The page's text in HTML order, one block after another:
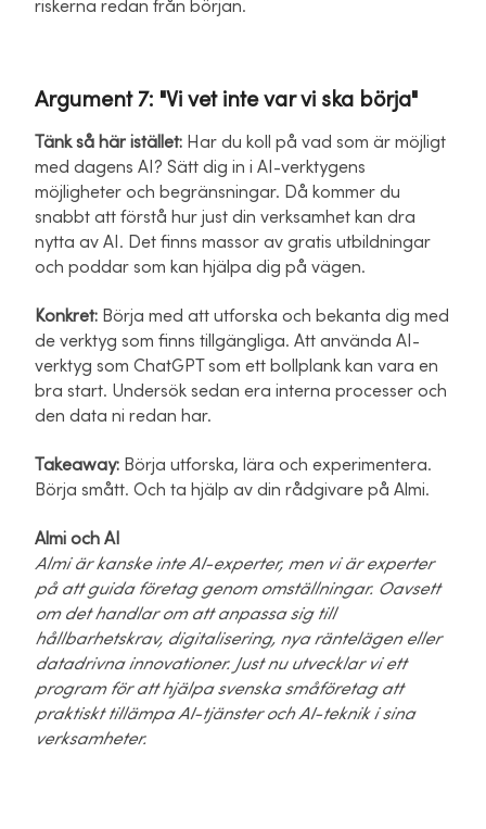
riskerna redan från början.
Argument 7: "Vi vet inte var vi ska börja"
Tänk så här istället: Har du koll på vad som är möjligt
med dagens AI? Sätt dig in i AI-verktygens
möjligheter och begränsningar. Då kommer du
snabbt att förstå hur just din verksamhet kan dra
nytta av AI. Det finns massor av gratis utbildningar
och poddar som kan hjälpa dig på vägen.
Konkret: Börja med att utforska och bekanta dig med
de verktyg som finns tillgängliga. Att använda AI-
verktyg som ChatGPT som ett bollplank kan vara en
bra start. Undersök sedan era interna processer och
den data ni redan har.
Takeaway: Börja utforska, lära och experimentera.
Börja smått. Och ta hjälp av din rådgivare på Almi.
Almi och AI
Almi är kanske inte AI-experter, men vi är experter
på att guida företag genom omställningar. Oavsett
om det handlar om att anpassa sig till
hållbarhetskrav, digitalisering, nya räntelägen eller
datadrivna innovationer. Just nu utvecklar vi ett
program för att hjälpa svenska småföretag att
praktiskt tillämpa AI-tjänster och AI-teknik i sina
verksamheter.